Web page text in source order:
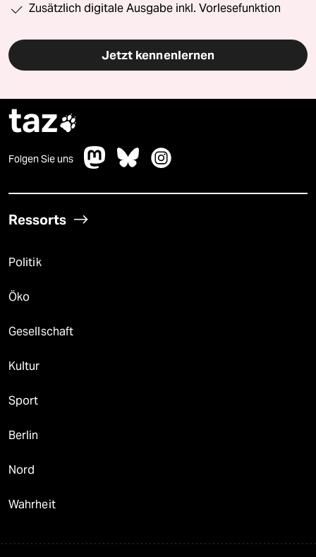
Zusätzlich digitale Ausgabe inkl. Vorlesefunktion
Jetzt kennenlernen
taz
Folgen Sie uns
Ressorts
Politik
Öko
Gesellschaft
Kultur
Sport
Berlin
Nord
Wahrheit